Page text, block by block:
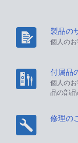
製品の
個人の
付属品
個人の
品の部
修理の